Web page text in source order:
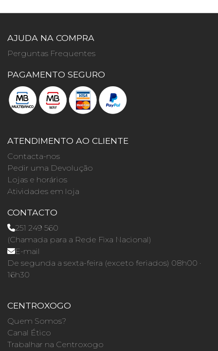
AJUDA NA COMPRA
Perguntas Frequentes
PAGAMENTO SEGURO
ATENDIMENTO AO CLIENTE
Contacta-nos
Pedir uma Devolução
Lojas e horários
Atividades em loja
CONTACTO
251 249 560
(Chamada para a Rede Fixa Nacional)
E-mail
De segunda a sexta-feira (exceto feriados) 08h00 ·
16h30
CENTROXOGO
Quem Somos?
Canal Ético
Trabalhar na Centroxogo